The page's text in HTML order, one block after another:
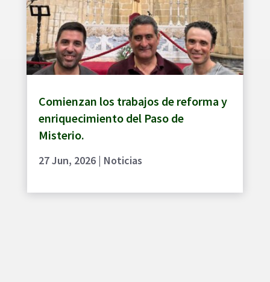
Comienzan los trabajos de reforma y
enriquecimiento del Paso de
Misterio.
27 Jun, 2026| Noticias